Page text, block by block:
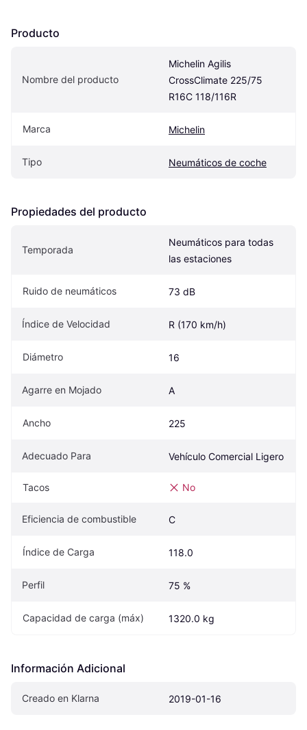
Producto
Nombre del producto
Michelin Agilis
CrossClimate 225/75
R16C 118/116R
Marca Michelin
Tipo Neumáticos de coche
Propiedades del producto
Temporada
Neumáticos para todas
las estaciones
Ruido de neumáticos 73 dB
Índice de Velocidad R (170 km/h)
Diámetro 16
Agarre en Mojado A
Ancho 225
Adecuado Para Vehículo Comercial Ligero
Tacos No
Eficiencia de combustible C
Índice de Carga 118.0
Perfil 75 %
Capacidad de carga (máx) 1320.0 kg
Información Adicional
Creado en Klarna 2019-01-16